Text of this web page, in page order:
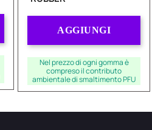
AGGIUNGI
Nel prezzo di ogni gomma è
compreso il contributo
ambientale di smaltimento PFU